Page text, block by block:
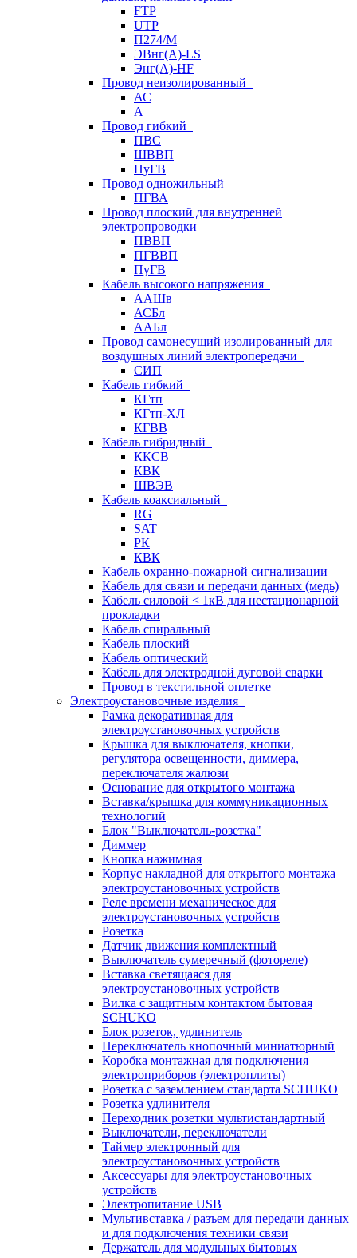
FTP
UTP
П274/М
ЭВнг(А)-LS
Энг(А)-HF
Провод неизолированный
АС
А
Провод гибкий
ПВС
ШВВП
ПуГВ
Провод одножильный
ПГВА
Провод плоский для внутренней
электропроводки
ПВВП
ПГВВП
ПуГВ
Кабель высокого напряжения
ААШв
АСБл
ААБл
Провод самонесущий изолированный для
воздушных линий электропередачи
СИП
Кабель гибкий
КГтп
КГтп-ХЛ
КГВВ
Кабель гибридный
ККСВ
КВК
ШВЭВ
Кабель коаксиальный
RG
SAT
РК
КВК
Кабель охранно-пожарной сигнализации
Кабель для связи и передачи данных (медь)
Кабель силовой < 1кВ для нестационарной
прокладки
Кабель спиральный
Кабель плоский
Кабель оптический
Кабель для электродной дуговой сварки
Провод в текстильной оплетке
Электроустановочные изделия
Рамка декоративная для
электроустановочных устройств
Крышка для выключателя, кнопки,
регулятора освещенности, диммера,
переключателя жалюзи
Основание для открытого монтажа
Вставка/крышка для коммуникационных
технологий
Блок "Выключатель-розетка"
Диммер
Кнопка нажимная
Корпус накладной для открытого монтажа
электроустановочных устройств
Реле времени механическое для
электроустановочных устройств
Розетка
Датчик движения комплектный
Выключатель сумеречный (фотореле)
Вставка светящаяся для
электроустановочных устройств
Вилка с защитным контактом бытовая
SCHUKO
Блок розеток, удлинитель
Переключатель кнопочный миниатюрный
Коробка монтажная для подключения
электроприборов (электроплиты)
Розетка с заземлением стандарта SCHUKO
Розетка удлинителя
Переходник розетки мультистандартный
Выключатели, переключатели
Таймер электронный для
электроустановочных устройств
Аксессуары для электроустановочных
устройств
Электропитание USB
Мультивставка / разъем для передачи данных
и для подключения техники связи
Держатель для модульных бытовых